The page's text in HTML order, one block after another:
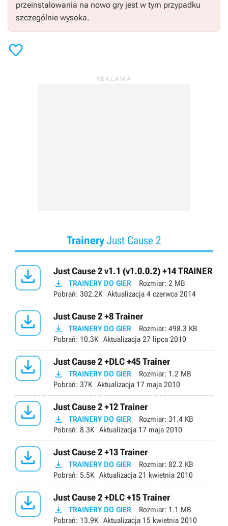
przeinstalowania na nowo gry jest w tym przypadku
szczególnie wysoka.

Trainery Just Cause 2
 Just Cause 2 v1.1 (v1.0.0.2) +14 TRAINER
 TRAINERY DO GIER Rozmiar: 2 MB
Pobrań: 302.2K Aktualizacja 4 czerwca 2014
 Just Cause 2 +8 Trainer
 TRAINERY DO GIER Rozmiar: 498.3 KB
Pobrań: 10.3K Aktualizacja 27 lipca 2010
 Just Cause 2 +DLC +45 Trainer
 TRAINERY DO GIER Rozmiar: 1.2 MB
Pobrań: 37K Aktualizacja 17 maja 2010
 Just Cause 2 +12 Trainer
 TRAINERY DO GIER Rozmiar: 31.4 KB
Pobrań: 8.3K Aktualizacja 17 maja 2010
 Just Cause 2 +13 Trainer
 TRAINERY DO GIER Rozmiar: 82.2 KB
Pobrań: 5.5K Aktualizacja 21 kwietnia 2010
 Just Cause 2 +DLC +15 Trainer
 TRAINERY DO GIER Rozmiar: 1.1 MB
Pobrań: 13.9K Aktualizacja 15 kwietnia 2010